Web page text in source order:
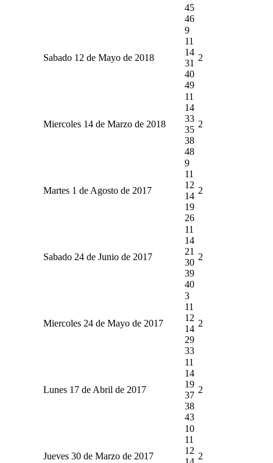
45
46
Sabado 12 de Mayo de 2018
9
11
14
31
40
49
2
Miercoles 14 de Marzo de 2018
11
14
33
35
38
48
2
Martes 1 de Agosto de 2017
9
11
12
14
19
26
2
Sabado 24 de Junio de 2017
11
14
21
30
39
40
2
Miercoles 24 de Mayo de 2017
3
11
12
14
29
33
2
Lunes 17 de Abril de 2017
11
14
19
37
38
43
2
Jueves 30 de Marzo de 2017
10
11
12
2